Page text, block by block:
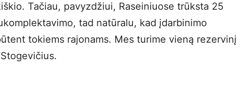
Tačiau, pavyzdžiui, Raseiniuose trūksta 25
tad natūralu, kad įdarbinimo
tokiems rajonams. Mes turime vieną rezervinį